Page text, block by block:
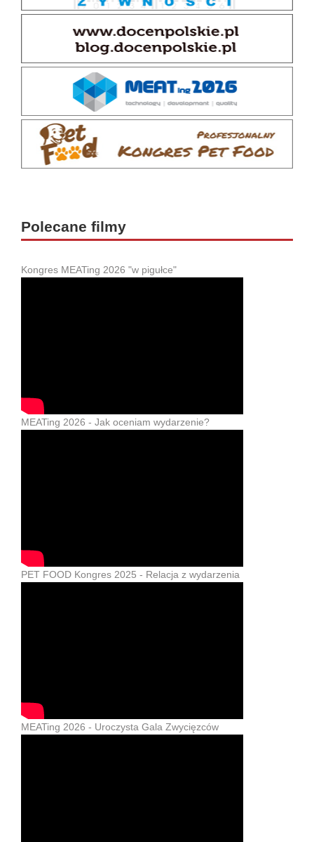
Polecane filmy
Kongres MEATing 2026 "w pigułce"
MEATing 2026 - Jak oceniam wydarzenie?
PET FOOD Kongres 2025 - Relacja z wydarzenia
MEATing 2026 - Uroczysta Gala Zwycięzców